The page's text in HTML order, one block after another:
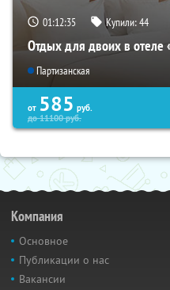
01:12:35 Купили:44
Отдых для двоих в отеле
Партизанская
от 585 руб.
до11100руб.
Компания
Основное
Публикации о нас
Вакансии